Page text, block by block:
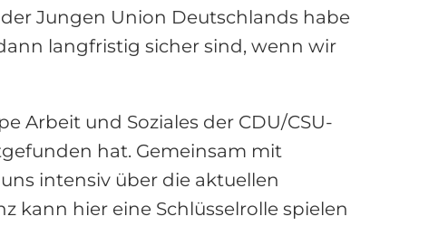
Jungen Union Deutschlands habe
langfristig sicher sind, wenn wir
Arbeit und Soziales der CDU/CSU-
hat. Gemeinsam mit
intensiv über die aktuellen
kann hier eine Schlüsselrolle spielen